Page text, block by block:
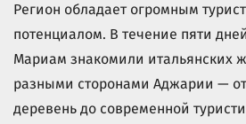
Регион обладает огромным
потенциалом. В течение пяти
Мариам знакомили итальянских
разными сторонами Аджарии —
деревень до современной